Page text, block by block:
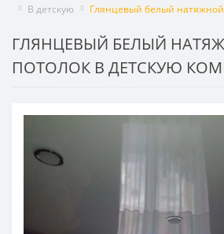
В детскую Глянцевый белый натяжной
ГЛЯНЦЕВЫЙ БЕЛЫЙ
ПОТОЛОК В ДЕТСКУЮ